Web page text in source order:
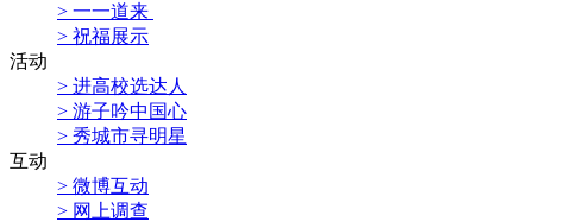
> 一一道来
> 祝福展示
活动
> 进高校选达人
> 游子吟中国心
> 秀城市寻明星
互动
> 微博互动
> 网上调查